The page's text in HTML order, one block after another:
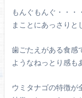
もんぐもんぐ・・・
まことにあっさりと
歯ごたえがある食感
ようなねっとり感も
ウミタナゴの特徴が